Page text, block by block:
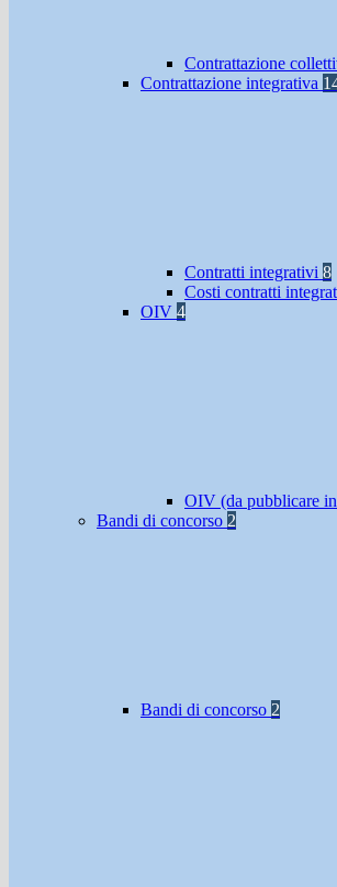
Contrattazione
Contrattazione integrativa
Contratti integrativi 8
Costi contratti
OIV 4
OIV (da pubblicare
Bandi di concorso 2
Bandi di concorso 2